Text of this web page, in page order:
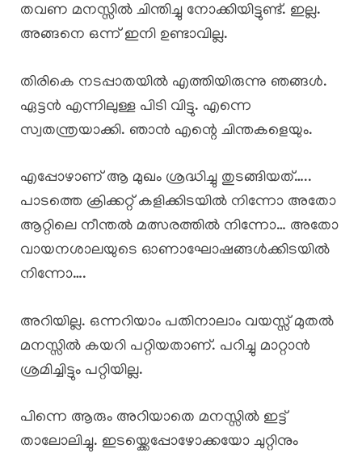
തവണ മനസ്സിൽ ചിന്തിച്ചു നോക്കിയിട്ടുണ്ട്. ഇല്ല.
അങ്ങനെ ഒന്ന് ഇനി ഉണ്ടാവില്ല.
തിരികെ നടപ്പാതയിൽ എത്തിയിരുന്നു ഞങ്ങൾ.
ഏട്ടൻ എന്നിലുള്ള പിടി വിട്ടു. എന്നെ
സ്വതന്ത്രയാക്കി. ഞാൻ എന്റെ ചിന്തകളെയും.
എപ്പോഴാണ് ആ മുഖം ശ്രദ്ധിച്ചു തുടങ്ങിയത്…..
പാടത്തെ ക്രിക്കറ്റ്‌ കളിക്കിടയിൽ നിന്നോ അതോ
ആറ്റിലെ നീന്തൽ മത്സരത്തിൽ നിന്നോ… അതോ
വായനശാലയുടെ ഓണാഘോഷങ്ങൾക്കിടയിൽ
നിന്നോ….
അറിയില്ല. ഒന്നറിയാം പതിനാലാം വയസ്സ് മുതൽ
മനസ്സിൽ കയറി പറ്റിയതാണ്. പറിച്ചു മാറ്റാൻ
ശ്രമിച്ചിട്ടും പറ്റിയില്ല.
പിന്നെ ആരും അറിയാതെ മനസ്സിൽ ഇട്ട്
താലോലിച്ചു. ഇടയ്ക്കെപ്പോഴോക്കയോ ചുറ്റിനും